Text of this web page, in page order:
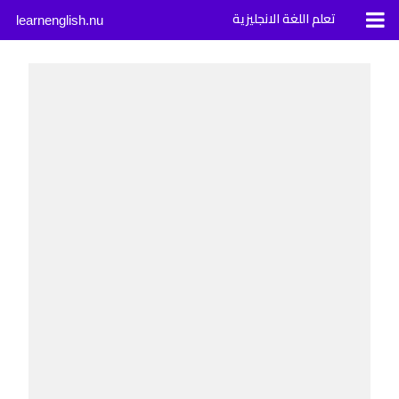
تعلم اللغة الانجليزية learnenglish.nu